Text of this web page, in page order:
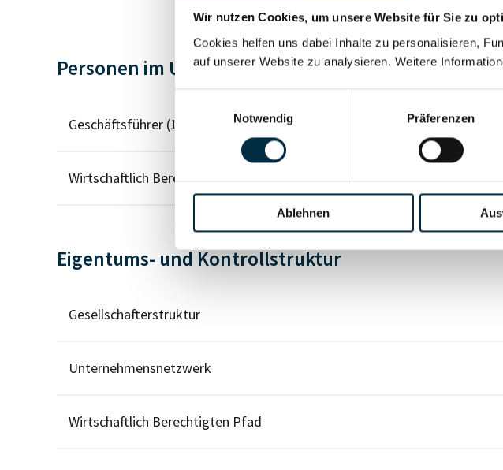
Wir nutzen Cookies, um unsere Website für Sie zu
Cookies helfen uns dabei Inhalte zu personalisieren,
auf unserer Website zu analysieren. Weitere
Notwendig
Präferenzen
Ablehnen
Personen im Unternehmen
Geschäftsführer (1)
Wirtschaftlich Berechtigter
Eigentums- und Kontrollstruktur
Gesellschafterstruktur
Unternehmensnetzwerk
Wirtschaftlich Berechtigten Pfad